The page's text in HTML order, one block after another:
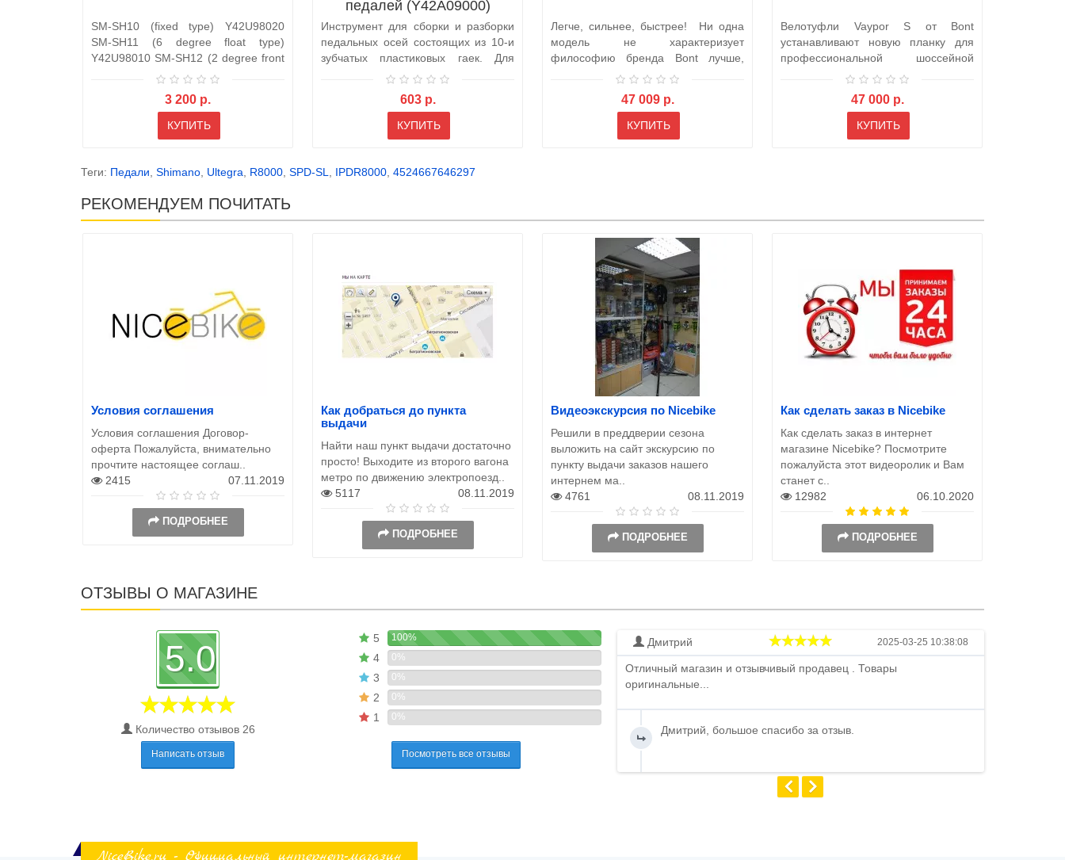
SM-SH10 (fixed type) Y42U98020
SM-SH11 (6 degree float type)
Y42U98010 SM-SH12 (2 degree front
3 200 р.
КУПИТЬ
педалей (Y42A09000)
Инструмент для сборки и разборки
педальных осей состоящих из 10-и
зубчатых пластиковых гаек. Для
603 р.
КУПИТЬ
Легче, сильнее, быстрее! Ни одна
модель не характеризует
философию бренда Bont лучше,
47 009 р.
КУПИТЬ
Велотуфли Vaypor S от Bont
устанавливают новую планку для
профессиональной шоссейной
обуви. Нынешний..
47 000 р.
КУПИТЬ
Теги: Педали Shimano Ultegra R8000 SPD-SL IPDR8000 4524667646297
РЕКОМЕНДУЕМ ПОЧИТАТЬ
Условия соглашения
Условия соглашения Договор-
оферта Пожалуйста, внимательно
прочтите настоящее соглаш..
2415
07.11.2019
ПОДРОБНЕЕ
Как добраться до пункта
выдачи
Найти наш пункт выдачи достаточно
просто! Выходите из второго вагона
метро по движению электропоезд..
5117
08.11.2019
ПОДРОБНЕЕ
Видеоэкскурсия по Nicebike
Решили в преддверии сезона
выложить на сайт экскурсию по
пункту выдачи заказов нашего
интернем ма..
4761
08.11.2019
ПОДРОБНЕЕ
Как сделать заказ в Nicebike
Как сделать заказ в интернет
магазине Nicebike? Посмотрите
пожалуйста этот видеоролик и Вам
станет с..
12982
06.10.2020
ПОДРОБНЕЕ
ОТЗЫВЫ О МАГАЗИНЕ
5.0
Количество отзывов 26
Написать отзыв
5 100%
4 0%
3 0%
2 0%
1 0%
Посмотреть все отзывы
Дмитрий 2025-03-25 10:38:08
Отличный магазин и отзывчивый продавец . Товары
оригинальные...
Дмитрий, большое спасибо за отзыв.